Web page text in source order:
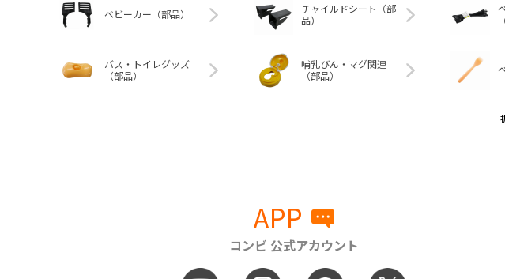
ベビーカー（部品）
チャイルドシート（部
品）
バス・トイレグッズ
（部品）
哺乳びん・マグ関連
（部品）
APP
コンビ 公式アカウント